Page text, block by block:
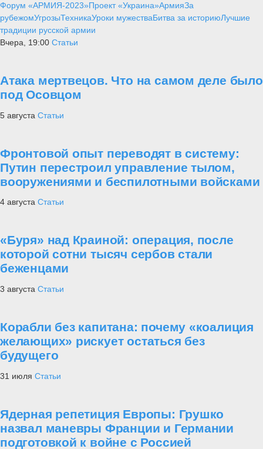
Форум «АРМИЯ-2023»Проект «Украина»АрмияЗа
рубежомУгрозыТехникаУроки мужестваБитва за историюЛучшие
традиции русской армии
Вчера, 19:00 Статьи
Атака мертвецов. Что на самом деле было
под Осовцом
5 августа Статьи
Фронтовой опыт переводят в систему:
Путин перестроил управление тылом,
вооружениями и беспилотными войсками
4 августа Статьи
«Буря» над Краиной: операция, после
которой сотни тысяч сербов стали
беженцами
3 августа Статьи
Корабли без капитана: почему «коалиция
желающих» рискует остаться без
будущего
31 июля Статьи
Ядерная репетиция Европы: Грушко
назвал маневры Франции и Германии
подготовкой к войне с Россией